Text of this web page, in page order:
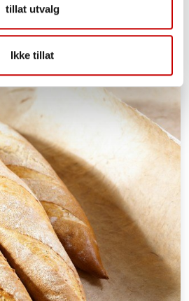
tillat utvalg
Ikke tillat
oppskrifter